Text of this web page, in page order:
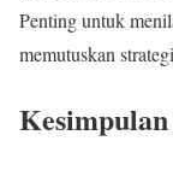
Penting untuk
memutuskan